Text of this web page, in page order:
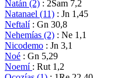
Natán (2) : 2Sam 7,2
Natanael (11) : Jn 1,45
Neftalí: Gn 30,8
Nehemías (2) : Ne 1,1
Nicodemo : Jn 3,1
Noé : Gn 5,29
Noemí : Rut 1,2